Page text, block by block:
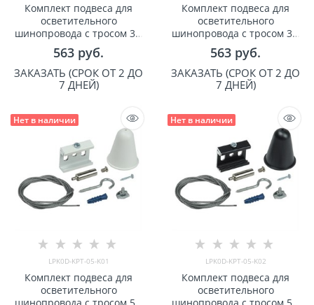
Комплект подвеса для
осветительного
шинопровода с тросом 3м
белый IEK арт LPK0D-KPT-
03-K01
563 руб.
ЗАКАЗАТЬ (СРОК ОТ 2 ДО
7 ДНЕЙ)
Комплект подвеса для
осветительного
шинопровода с тросом 3м
черный IEK арт LPK0D-KPT-
03-K02
563 руб.
ЗАКАЗАТЬ (СРОК ОТ 2 ДО
7 ДНЕЙ)
Нет в наличии
LPK0D-KPT-05-K01
Комплект подвеса для
осветительного
шинопровода с тросом 5м
Нет в наличии
LPK0D-KPT-05-K02
Комплект подвеса для
осветительного
шинопровода с тросом 5м